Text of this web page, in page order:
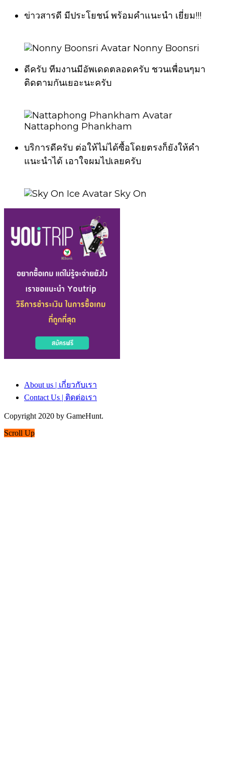
ข่าวสารดี มีประโยชน์ พร้อมคำแนะนำ เยี่ยม!!!
Nonny Boonsri
ดีครับ ทีมงานมีอัพเดดตลอดครับ ชวนเพื่อนๆมา
ติดตามกันเยอะนะครับ
Nattaphong Phankham
บริการดีครับ ต่อให้ไม่ได้ซื้อโดยตรงก็ยังให้คำ
แนะนำได้ เอาใจผมไปเลยครับ
Sky On
About us | เกี่ยวกับเรา
Contact Us | ติดต่อเรา
Copyright 2020 by GameHunt.
Scroll Up